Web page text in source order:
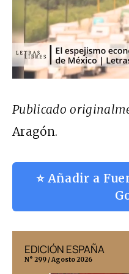
Publicado
Aragón.
⭐ Añadir a
EDICIÓN ESPAÑA
N° 299 / Agosto 2026